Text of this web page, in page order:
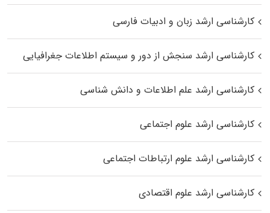
کارشناسی ارشد زبان و ادبیات فارسی
کارشناسی ارشد سنجش از دور و سیستم اطلاعات جغرافیایی
کارشناسی ارشد علم اطلاعات و دانش شناسی
کارشناسی ارشد علوم اجتماعی
کارشناسی ارشد علوم ارتباطات اجتماعی
کارشناسی ارشد علوم اقتصادی